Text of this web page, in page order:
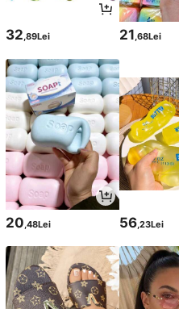
32,89Lei 21,68Lei
20 ,48Lei 56,23Lei